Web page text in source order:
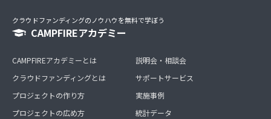
クラウドファンディングのノウハウを無料で学ぼう
CAMPFIREアカデミー
CAMPFIREアカデミーとは
クラウドファンディングとは
プロジェクトの作り方
プロジェクトの広め方
説明会・相談会
サポートサービス
実施事例
統計データ